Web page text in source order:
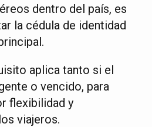
dentro del país, es
la cédula de identidad
aplica tanto si el
o vencido, para
flexibilidad y
viajeros.